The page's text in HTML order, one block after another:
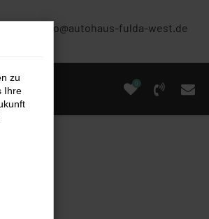
info@autohaus-fulda-west.de
0
zu
Ihre